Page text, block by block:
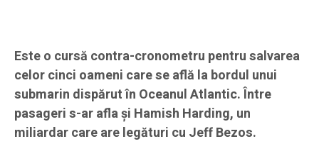
Este o cursă contra-cronometru pentru salvarea
celor cinci oameni care se află la bordul unui
submarin dispărut în Oceanul Atlantic. Între
pasageri s-ar afla și Hamish Harding, un
miliardar care are legături cu Jeff Bezos.